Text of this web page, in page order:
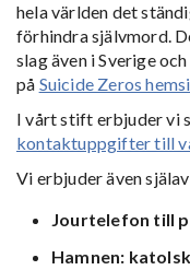
hela världen det
förhindra självmord.
slag även i Sverige
på Suicide Zeros
I vårt stift erbjuder vi
kontaktuppgifter till
Vi erbjuder även
Jourtelefon till
Hamnen: